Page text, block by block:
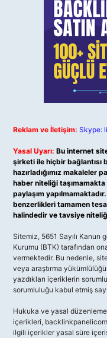
Reklam ve İletişim: Skype:
Yasal Uyarı: Bu internet
şirketi ile hiçbir bağlantısı
hazırladığımız makaleler
haber niteliği
paylaşım
benzerlikleri tamamen
halindedir ve tavsiye
Sitemiz, 5651 Sayılı
Kurumu (BTK) tarafından
vermektedir. Bu nedenle,
veya araştırma
yazdıkları içeriklerin
sorumluluğu kabul etmiş
Hukuka ve yasal
içerikleri,
ilgili içerikler yasal süre